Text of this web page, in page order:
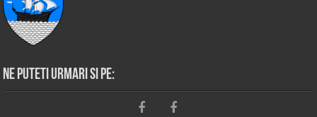
Ne puteti urmari si pe: